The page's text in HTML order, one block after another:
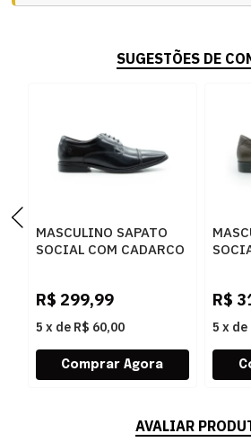
SUGESTÕES DE
MASCULINO SAPATO
SOCIAL COM CADARCO
R$ 299,99
5 x de R$ 60,00
R$
5 x de
AVALIAR